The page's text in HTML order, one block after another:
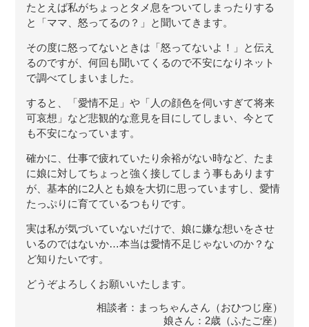
たとえば私がちょっとタメ息をついてしまったりする
と「ママ、怒ってるの？」と聞いてきます。
その度に怒ってないときは「怒ってないよ！」と伝え
るのですが、何回も聞いてくるので不安になりネット
で調べてしまいました。
すると、「愛情不足」や「人の顔色を伺いすぎて将来
可哀想」など悲観的な意見を目にしてしまい、今とて
も不安になっています。
確かに、仕事で疲れていたり余裕がない時など、たま
に娘に対してちょっと強く接してしまう事もあります
が、基本的に2人とも娘を大切に思っていますし、愛情
たっぷりに育てているつもりです。
実は私が気づいていないだけで、娘に嫌な想いをさせ
いるのではないか…本当は愛情不足じゃないのか？な
ど知りたいです。
どうぞよろしくお願いいたします。
相談者：まっちゃんさん（おひつじ座）
娘さん：2歳（ふたご座）